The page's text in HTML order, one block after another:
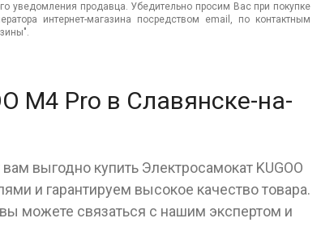
уведомления продавца. Убедительно просим Вас при покупке
интернет-магазина посредством email, по контактным
M4 Pro в Славянске-на-
выгодно купить Электросамокат KUGOO
и гарантируем высокое качество товара.
можете связаться с нашим экспертом и